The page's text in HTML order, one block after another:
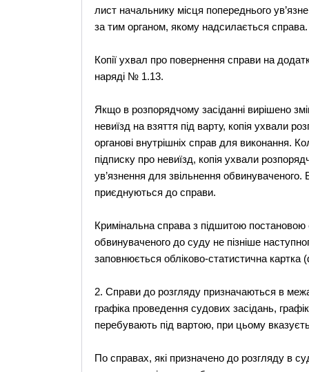
лист начальнику місця попереднього
за тим органом, якому надсилається справа.
Копії ухвал про повернення справи на
наряді № 1.13.
Якщо в розпорядчому засіданні вирішено
невиїзд на взяття під варту, копія ухвали
органові внутрішніх справ для виконання.
підписку про невиїзд, копія ухвали
ув’язнення для звільнення обвинуваченого.
приєднуються до справи.
Кримінальна справа з підшитою постановою
обвинуваченого до суду не пізніше
заповнюється обліково-статистична
2. Справи до розгляду призначаються в
графіка проведення судових засідань,
перебувають під вартою, при цьому
По справах, які призначено до розгляду в